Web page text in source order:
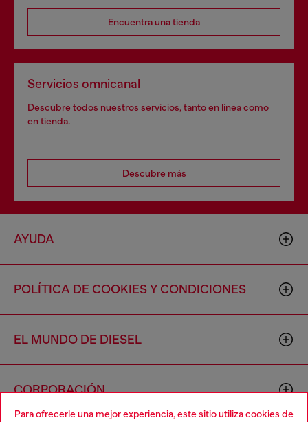
Para ofrecerle una mejor experiencia, este sitio utiliza cookies de
Encuentra una tienda
Servicios omnicanal
Descubre todos nuestros servicios, tanto en línea como
en tienda.
Descubre más
AYUDA
POLÍTICA DE COOKIES Y CONDICIONES
EL MUNDO DE DIESEL
CORPORACIÓN